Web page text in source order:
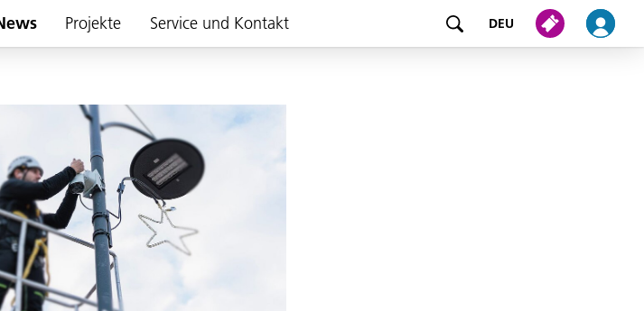
Projekte Service und Kontakt DEU